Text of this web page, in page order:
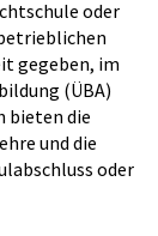
oder
gegeben, im
(ÜBA)
bieten die
und die
oder
und zur